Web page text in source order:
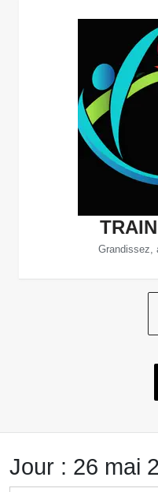
Grandissez,
Jour : 26 mai